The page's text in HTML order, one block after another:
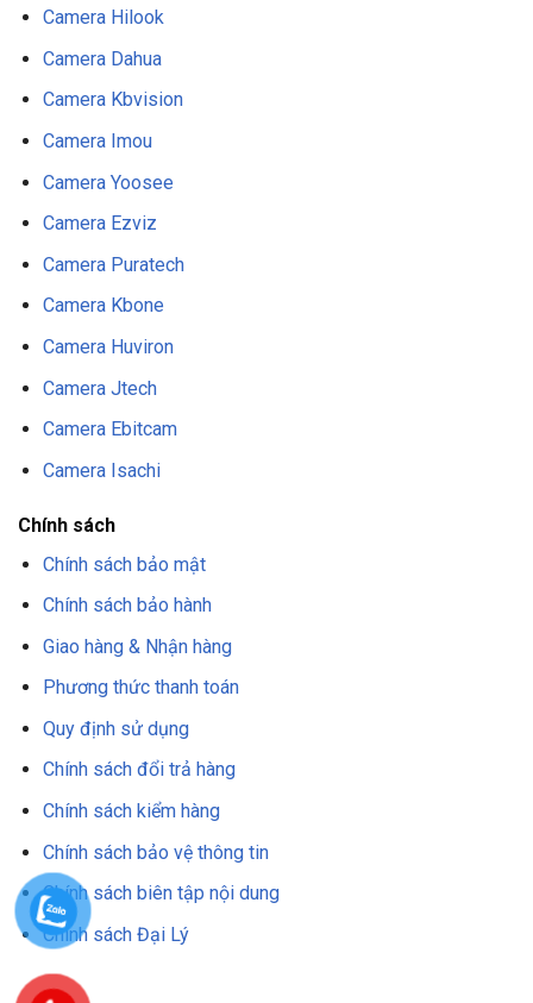
Camera Hilook
Camera Dahua
Camera Kbvision
Camera Imou
Camera Yoosee
Camera Ezviz
Camera Puratech
Camera Kbone
Camera Huviron
Camera Jtech
Camera Ebitcam
Camera Isachi
Chính sách
Chính sách bảo mật
Chính sách bảo hành
Giao hàng & Nhận hàng
Phương thức thanh toán
Quy định sử dụng
Chính sách đổi trả hàng
Chính sách kiểm hàng
Chính sách bảo vệ thông tin
Chính sách biên tập nội dung
Chính sách Đại Lý